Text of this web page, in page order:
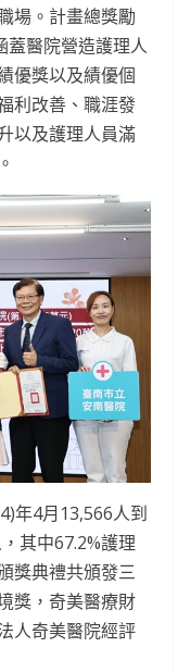
場。計畫總獎勵
蓋醫院營造護理人
優獎以及績優個
利改善、職涯發
以及護理人員滿
年4月13,566人到
其中67.2%護理
獎典禮共頒發三
獎，奇美醫療財
人奇美醫院經評